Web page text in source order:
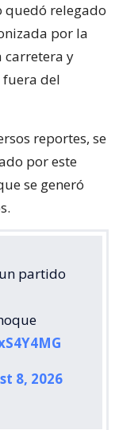
quedó relegado
por la
carretera y
del
reportes, se
por este
se generó
partido
8, 2026